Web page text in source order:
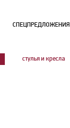
СПЕЦПРЕДЛОЖЕНИЯ
стулья и кресла